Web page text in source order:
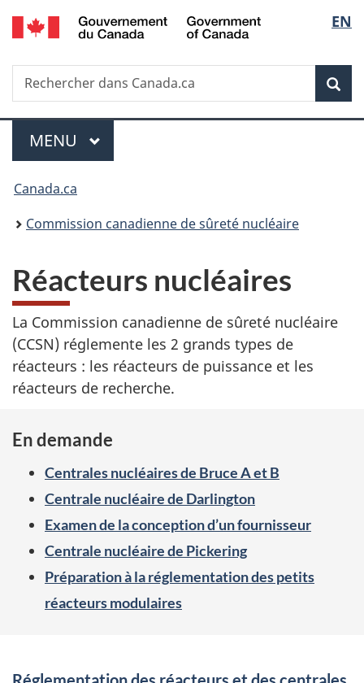
Passer
au
principal
de
la
EN
Recherche
Rechercher
dans
Menu
MENU PRINCIPAL
Vous
êtes
Canada.ca
Commission canadienne de sûreté nucléaire
Réacteurs nucléaires
La Commission canadienne de sûreté nucléaire
(CCSN) réglemente les 2 grands types de
réacteurs : les réacteurs de puissance et les
réacteurs de recherche.
En demande
Centrales nucléaires de Bruce A et B
Centrale nucléaire de Darlington
Examen de la conception d’un fournisseur
Centrale nucléaire de Pickering
Préparation à la réglementation des petits
réacteurs modulaires